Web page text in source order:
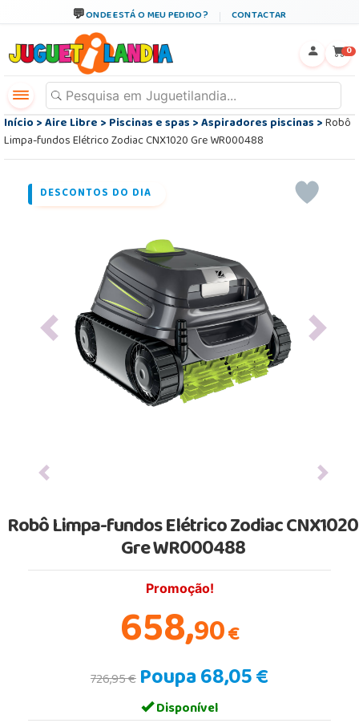
ONDE ESTÁ O MEU PEDIDO? CONTACTAR
0
Início>Aire Libre>Piscinas e spas>Aspiradores piscinas>Robô
Limpa-fundos Elétrico Zodiac CNX1020 Gre WR000488
DESCONTOS DO DIA
Previous Next
Previous Next
Robô Limpa-fundos Elétrico Zodiac CNX1020
Gre WR000488
Promoção!
658,90€
726,95 €Poupa 68,05 €
Disponível